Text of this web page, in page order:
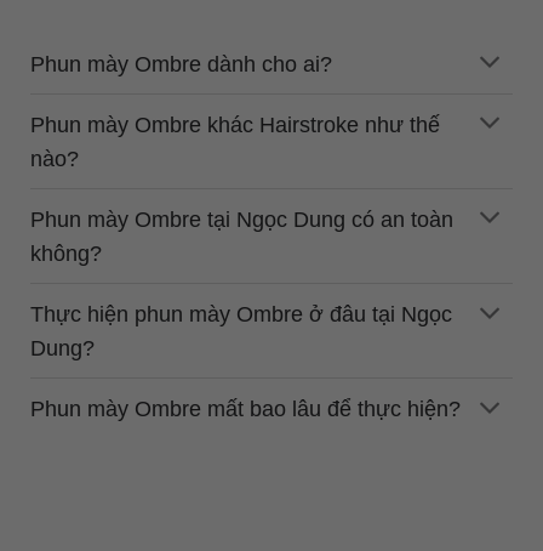
Phun mày Ombre dành cho ai?
Phun mày Ombre khác Hairstroke như thế
nào?
Phun mày Ombre tại Ngọc Dung có an toàn
không?
Thực hiện phun mày Ombre ở đâu tại Ngọc
Dung?
Phun mày Ombre mất bao lâu để thực hiện?